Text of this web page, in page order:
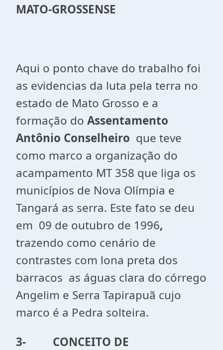
MATO-GROSSENSE
Aqui o ponto chave do trabalho foi
as evidencias da luta pela terra no
estado de Mato Grosso e a
formação do Assentamento
Antônio Conselheiro que teve
como marco a organização do
acampamento MT 358 que liga os
municípios de Nova Olímpia e
Tangará as serra. Este fato se deu
em 09 de outubro de 1996,
trazendo como cenário de
contrastes com lona preta dos
barracos as águas clara do córrego
Angelim e Serra Tapirapuã cujo
marco é a Pedra solteira.
3- CONCEITO DE